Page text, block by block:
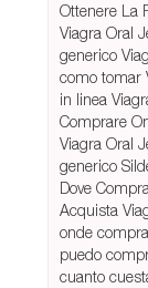
Ottenere La
Viagra Oral
generico
como tomar
in linea
Comprare
Viagra Oral
generico
Dove
Acquista
onde
puedo
cuanto